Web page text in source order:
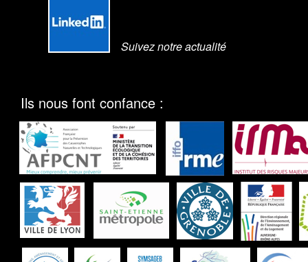
Ils nous font confance :
Suivez notre actualité